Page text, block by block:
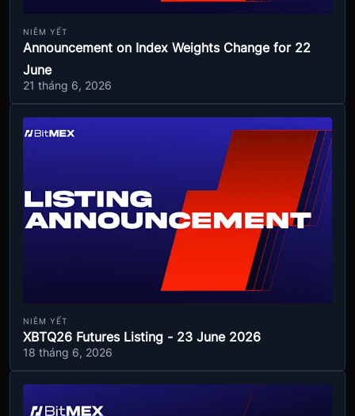
NIÊM YẾT
Announcement on Index Weights Change for 22
June
21 tháng 6, 2026
NIÊM YẾT
XBTQ26 Futures Listing - 23 June 2026
18 tháng 6, 2026